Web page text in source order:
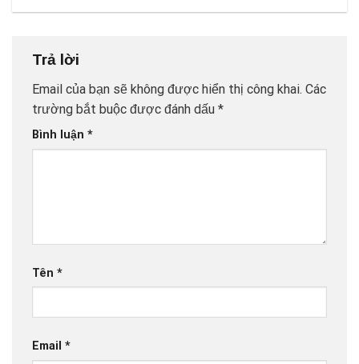
Trả lời
Email của bạn sẽ không được hiển thị công khai. Các
trường bắt buộc được đánh dấu *
Bình luận *
Tên *
Email *